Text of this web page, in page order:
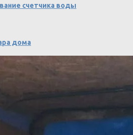
счетчика воды
дома